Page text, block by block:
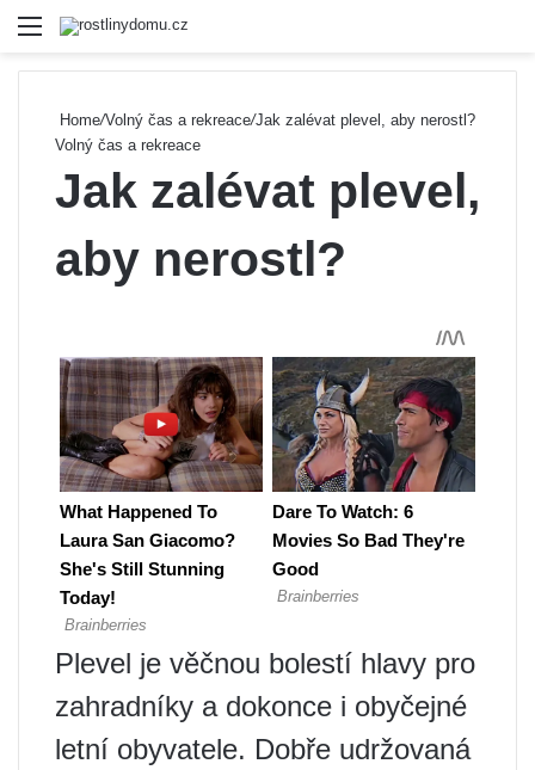
Menu
Home/Volný čas a rekreace/Jak zalévat plevel, aby nerostl?
Volný čas a rekreace
Jak zalévat plevel,
aby nerostl?
Plevel je věčnou bolestí hlavy pro
zahradníky a dokonce i obyčejné
letní obyvatele. Dobře udržovaná